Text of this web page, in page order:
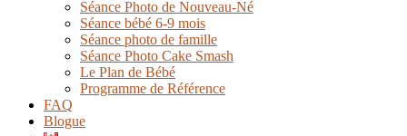
Séance Photo de Nouveau-Né
Séance bébé 6-9 mois
Séance photo de famille
Séance Photo Cake Smash
Le Plan de Bébé
Programme de Référence
FAQ
Blogue